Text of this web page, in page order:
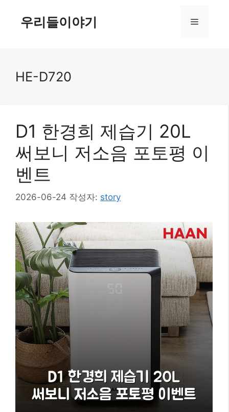
우리들이야기 메
HE-D720
D1 한경희 제습기 20L
써보니 저소음 포토평 이
벤트
2026-06-24 작성자: story